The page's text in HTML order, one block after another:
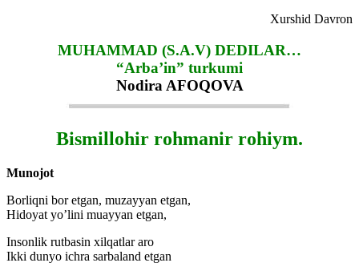
Xurshid Davron
MUHAMMAD (S.A.V) DEDILAR…
“Arba’in” turkumi
Nodira AFOQOVA
Bismillohir rohmanir rohiym.
Munojot
Borliqni bor etgan, muzayyan etgan,
Hidoyat yo’lini muayyan etgan,
Insonlik rutbasin xilqatlar aro
Ikki dunyo ichra sarbaland etgan